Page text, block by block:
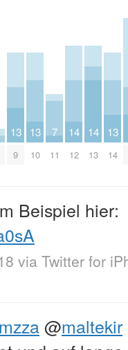
13
9
13
10
7
11
14
12
14
13
13
14
Beispiel hier:
via Twitter for
@maltekir